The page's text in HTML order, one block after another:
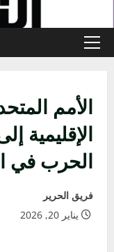
القائمة
الأمم
الإقليمية
الحرب في
فريق الحرير
يناير 20, 2026